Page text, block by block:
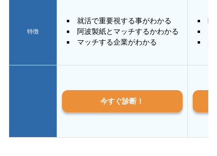
特徴
就活で重要視する事がわかる
阿波製紙とマッチするかわかる
マッチする企業がわかる
質
今すぐ診断！